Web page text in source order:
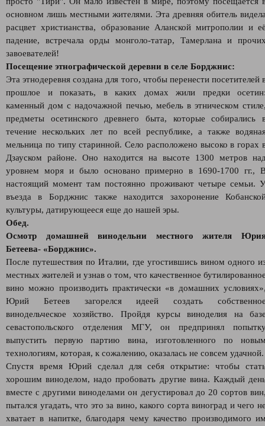
основном лишь местными жителями. Эта древняя обитель
расцвет христианства, образование Аланской митрополии и
падение, встречала орды монголо-татар, Тамерлана и
завоевателей!
Посещение этнографической деревни в селе Борджнис:
Эта этнодеревня создана для того, чтобы перенести посетителей
прошлое и показать, в каких домах жили предки
каменный дом с надочажной печью, мебель в этническом
предметы осетинского древнего быта, которые собирались
течение нескольких лет по всей республике, а также
мельница по типу старинной. Село расположено высоко в горах
Дзауском районе. Оно находится на высоте 1300 метров
уровнем моря и было основано примерно в 1690-1700 гг.,
настоящий момент там постоянно проживают четыре семьи.
въезда в Борджнис также находится захоронение
культуры, датирующееся еще до нашей эры.
Обед.
Осмотр домашней винодельни местного жителя
Бетеева- «Борджнис».
После путешествия по Италии, где угостившись вином одного
местных жителей и узнав о том, что качественное
вино можно производить практически «в домашних
Юрий Бетеев загорелся идеей создать
винодельческое хозяйство. Пройдя курсы виноделия на
севастопольского отделения МГУ, он предпринял
выпустить первую партию вина, изготовленного по
технологиям, которая, к сожалению, оказалась не совсем удачной.
Спустя время Юрий сделал для себя открытие: чтобы
хорошим виноделом, надо пробовать другие вина. Каждый
вместе с другими виноделами он дегустировал до 20 сортов
пытался угадать, что это за вино, какого сорта виноград и чего
хватает в напитке, благодаря чему качество производимого